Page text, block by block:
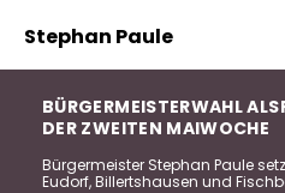
Stephan Paule
BÜRGERMEISTERWAHL
DER ZWEITEN MAIWOCHE
Bürgermeister Stephan Paule
Eudorf, Billertshausen und